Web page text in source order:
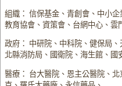
組織： 信保基金、青創會、中小
教育協會、資策會、台網中心、雲
政府： 中研院、中科院、健保局
北縣消防局、國衛院、海生館、國
醫療： 台大醫院、恩主公醫院、